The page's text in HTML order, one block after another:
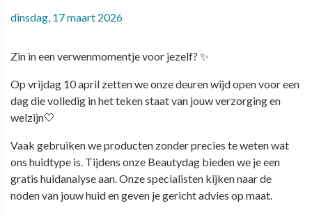
dinsdag, 17 maart 2026
Zin in een verwenmomentje voor jezelf? ✨
Op vrijdag 10 april zetten we onze deuren wijd open voor een
dag die volledig in het teken staat van jouw verzorging en
welzijn🤍
Vaak gebruiken we producten zonder precies te weten wat
ons huidtype is. Tijdens onze Beautydag bieden we je een
gratis huidanalyseaan. Onze specialisten kijken naar de
noden van jouw huid en geven je gericht advies op maat.